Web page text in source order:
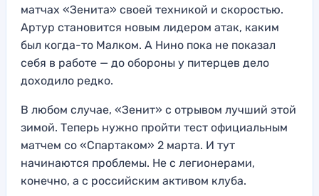
матчах «Зенита» своей техникой и скоростью.
Артур становится новым лидером атак, каким
был когда-то Малком. А Нино пока не показал
себя в работе — до обороны у питерцев дело
доходило редко.
В любом случае, «Зенит» с отрывом лучший этой
зимой. Теперь нужно пройти тест официальным
матчем со «Спартаком» 2 марта. И тут
начинаются проблемы. Не с легионерами,
конечно, а с российским активом клуба.